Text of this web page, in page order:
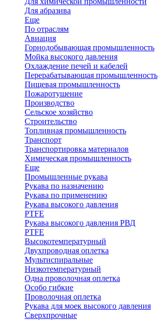
Для абразива
Еще
По отраслям
Авиация
Горнодобывающая промышленность
Мойка высокого давления
Охлаждение печей и кабелей
Перерабатывающая промышленность
Пищевая промышленность
Пожаротушение
Производство
Сельское хозяйство
Строительство
Топливная промышленность
Транспорт
Транспортировка материалов
Химическая промышленность
Еще
Промышленные рукава
Рукава по назначению
Рукава по применению
Рукава высокого давления
PTFE
Рукава высокого давления РВД
PTFE
Высокотемпературный
Двухпроводная оплетка
Мультиспиральные
Низкотемпературный
Одна проволочная оплетка
Особо гибкие
Проволочная оплетка
Рукава для моек высокого давления
Сверхпрочные